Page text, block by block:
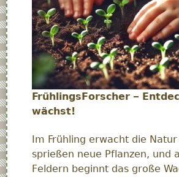
FrühlingsForscher –
wächst!
Im Frühling erwacht die Natur
sprießen neue Pflanzen, und
Feldern beginnt das große